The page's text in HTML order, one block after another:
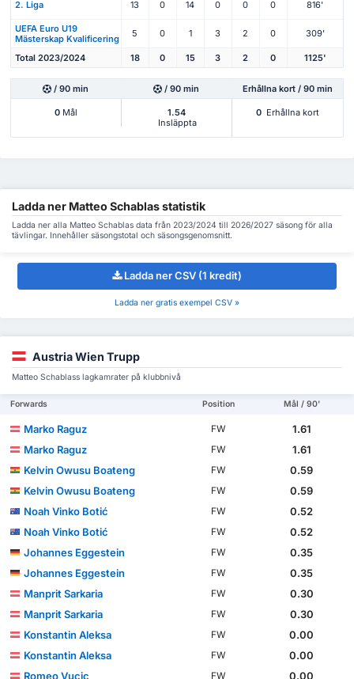
2. Liga 13 0 14 0 0 0 816'
UEFA Euro U19
Mästerskap Kvalificering
5 0 1 3 2 0 309'
Total 2023/2024 18 0 15 3 2 0 1125'
/ 90 min / 90 min Erhållna kort / 90 min
0Mål
1.54
Insläppta
0 Erhållna kort
Ladda ner Matteo Schablas statistik
Ladda ner alla Matteo Schablas data från 2023/2024 till 2026/2027 säsong för alla
tävlingar. Innehåller säsongstotal och säsongsgenomsnitt.
Ladda ner CSV (1 kredit)
Ladda ner gratis exempel CSV »
Austria Wien Trupp
Matteo Schablass lagkamrater på klubbnivå
Forwards Position Mål / 90'
Marko Raguz FW
1.61
Marko Raguz
FW
1.61
Kelvin Owusu Boateng
FW
0.59
Kelvin Owusu Boateng
FW
0.59
Noah Vinko Botić
FW
0.52
Noah Vinko Botić
FW
0.52
Johannes Eggestein
FW
0.35
Johannes Eggestein
FW
0.35
Manprit Sarkaria
FW
0.30
Manprit Sarkaria
FW
0.30
Konstantin Aleksa
FW
0.00
Konstantin Aleksa
FW
0.00
Romeo Vucic
FW 0.00